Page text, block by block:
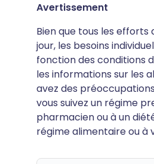
Avertissement
Bien que tous les
jour, les besoins
fonction des conditions
les informations sur les
avez des
vous suivez un régime
pharmacien ou à un
régime alimentaire ou à